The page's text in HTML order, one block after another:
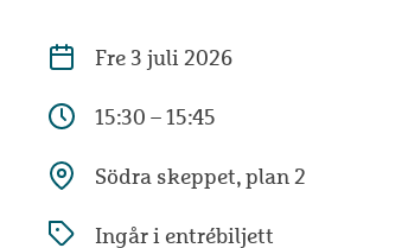
Fre 3 juli 2026
15:30 – 15:45
Södra skeppet, plan 2
Ingår i entrébiljett